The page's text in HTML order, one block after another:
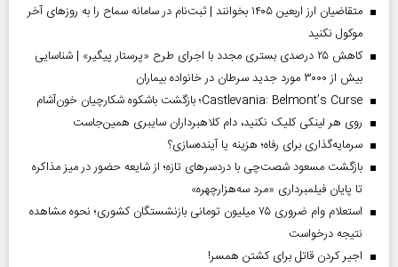
متقاضیان ارز اربعین ۱۴۰۵ بخوانند | ثبت‌نام در سامانه سماح را به روز‌های آخر
موکول نکنید
کاهش ۲۵ درصدی بستری مجدد با اجرای طرح «پرستار پیگیر» | شناسایی
بیش از ۳۰۰۰ مورد جدید سرطان در خانواده بیماران
Castlevania: Belmont’s Curse؛ بازگشت باشکوه شکارچیان خون‌آشام
روی هر لینکی کلیک نکنید، دام کلاهبرداران سایبری همین‌جاست
سرمایه‌گذاری برای رفاه؛ هزینه یا آینده‌سازی؟
بازگشت مسعود شصت‌چی با دردسر‌های تازه؛ از شایعه حضور در میز مذاکره
تا پایان فیلمبرداری «مرد سه‌هزارچهره»
استعلام وام ضروری ۷۵ میلیون تومانی بازنشستگان کشوری؛ نحوه مشاهده
نتیجه درخواست
اجیر کردن قاتل برای کشتن همسر!